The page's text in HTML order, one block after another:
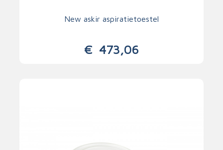
New askir aspiratietoestel
€ 473,06